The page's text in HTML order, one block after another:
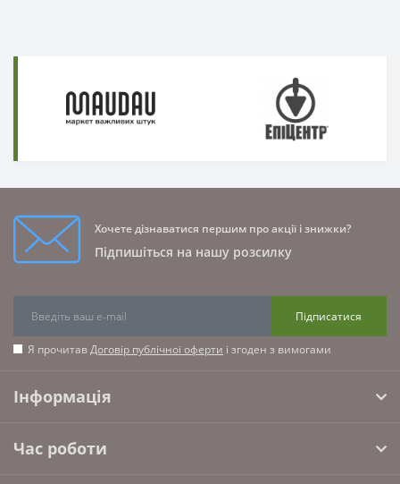
Хочете дізнаватися першим про акції і знижки?
Підпишіться на нашу розсилку
Підписатися
Я прочитавДоговір публічної оферти і згоден з вимогами
Інформація
Час роботи